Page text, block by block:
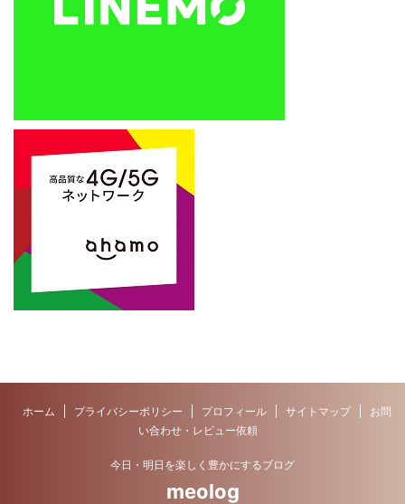
ホーム プライバシーポリシー プロフィール サイトマップ
お問
い合わせ・レビュー依頼
今日・明日を楽しく豊かにするブログ
meolog